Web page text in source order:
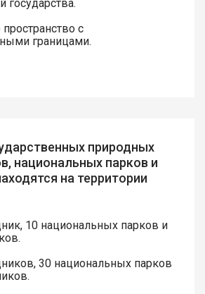
государства.
с
границами.
природных
национальных парков и
на территории
10 национальных парков и
30 национальных парков